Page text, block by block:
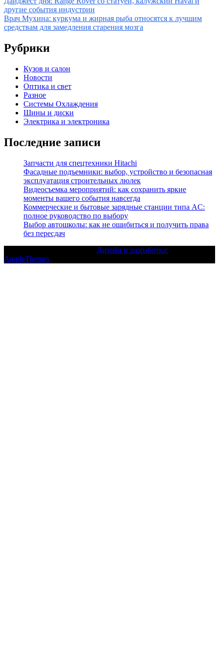
Навигация
по
записям
другие события индустрии
Врач Мухина: куркума и жирная рыба относятся к лучшим
средствам для замедления старения мозга
Рубрики
Кузов и салон
Новости
Оптика и свет
Разное
Системы Охлаждения
Шины и диски
Электрика и электроника
Последние записи
Запчасти для спецтехники Hitachi
Фасадные подъемники: выбор, устройство и безопасная
эксплуатация строительных люлек
Видеосъемка мероприятий: как сохранить яркие
моменты вашего события навсегда
Коммерческие и бытовые зарядные станции типа AC:
полное руководство по выбору
Выбор автошколы: как не ошибиться и получить права
без пересдач
Дизайн и разработка:
AmpleThemes